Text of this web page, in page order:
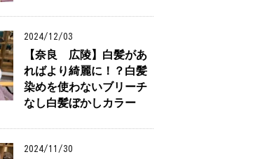
2024/12/03
【奈良 広陵】白髪があ
ればより綺麗に！？白髪
染めを使わないブリーチ
なし白髪ぼかしカラー
2024/11/30